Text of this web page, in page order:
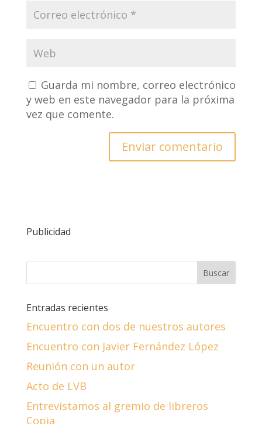
Guarda mi nombre, correo electrónico
y web en este navegador para la próxima
vez que comente.
Publicidad
Entradas recientes
Encuentro con dos de nuestros autores
Encuentro con Javier Fernández López
Reunión con un autor
Acto de LVB
Entrevistamos al gremio de libreros
Copia